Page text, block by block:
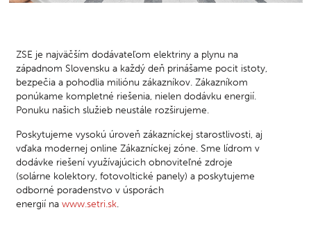
ZSE je najväčším dodávateľom elektriny a plynu na
západnom Slovensku a každý deň prinášame pocit istoty,
bezpečia a pohodlia miliónu zákazníkov. Zákazníkom
ponúkame kompletné riešenia, nielen dodávku energií.
Ponuku našich služieb neustále rozširujeme.
Poskytujeme vysokú úroveň zákazníckej starostlivosti, aj
vďaka modernej online Zákazníckej zóne. Sme lídrom v
dodávke riešení využívajúcich obnoviteľné zdroje
(solárne kolektory, fotovoltické panely) a poskytujeme
odborné poradenstvo v úsporách
energiína www.setri.sk.